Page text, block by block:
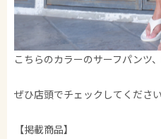
こちらのカラーのサーフパンツ
ぜひ店頭でチェックしてください
【掲載商品】